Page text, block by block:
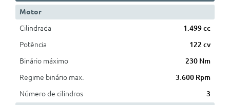
Motor
Cilindrada
1.499 cc
Potência
122 cv
Binário máximo
230 Nm
Regime binário max.
3.600 Rpm
Número de cilindros
3